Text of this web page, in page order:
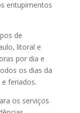
entupimentos
de
litoral e
por dia e
os dias da
feriados.
os serviços